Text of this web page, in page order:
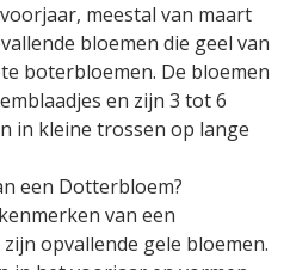
meestal van maart
bloemen die geel van
boterbloemen. De bloemen
en zijn 3 tot 6
in kleine trossen op lange
een Dotterbloem?
van een
opvallende gele bloemen.